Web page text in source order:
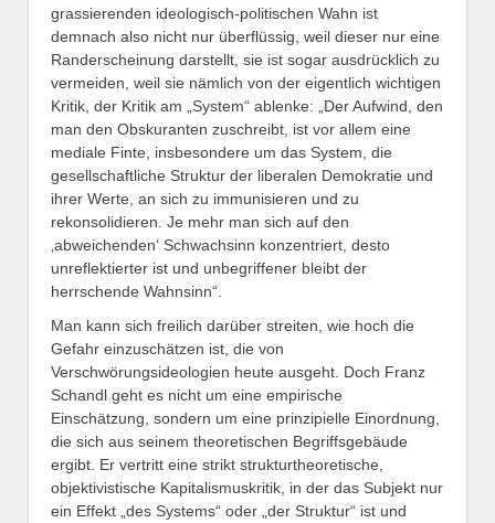
grassierenden ideologisch-politischen Wahn ist
demnach also nicht nur überflüssig, weil dieser nur eine
Randerscheinung darstellt, sie ist sogar ausdrücklich zu
vermeiden, weil sie nämlich von der eigentlich wichtigen
Kritik, der Kritik am „System“ ablenke: „Der Aufwind, den
man den Obskuranten zuschreibt, ist vor allem eine
mediale Finte, insbesondere um das System, die
gesellschaftliche Struktur der liberalen Demokratie und
ihrer Werte, an sich zu immunisieren und zu
rekonsolidieren. Je mehr man sich auf den
‚abweichenden‘ Schwachsinn konzentriert, desto
unreflektierter ist und unbegriffener bleibt der
herrschende Wahnsinn“.
Man kann sich freilich darüber streiten, wie hoch die
Gefahr einzuschätzen ist, die von
Verschwörungsideologien heute ausgeht. Doch Franz
Schandl geht es nicht um eine empirische
Einschätzung, sondern um eine prinzipielle Einordnung,
die sich aus seinem theoretischen Begriffsgebäude
ergibt. Er vertritt eine strikt strukturtheoretische,
objektivistische Kapitalismuskritik, in der das Subjekt nur
ein Effekt „des Systems“ oder „der Struktur“ ist und